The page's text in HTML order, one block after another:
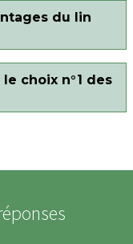
du lin
choix n°1 des